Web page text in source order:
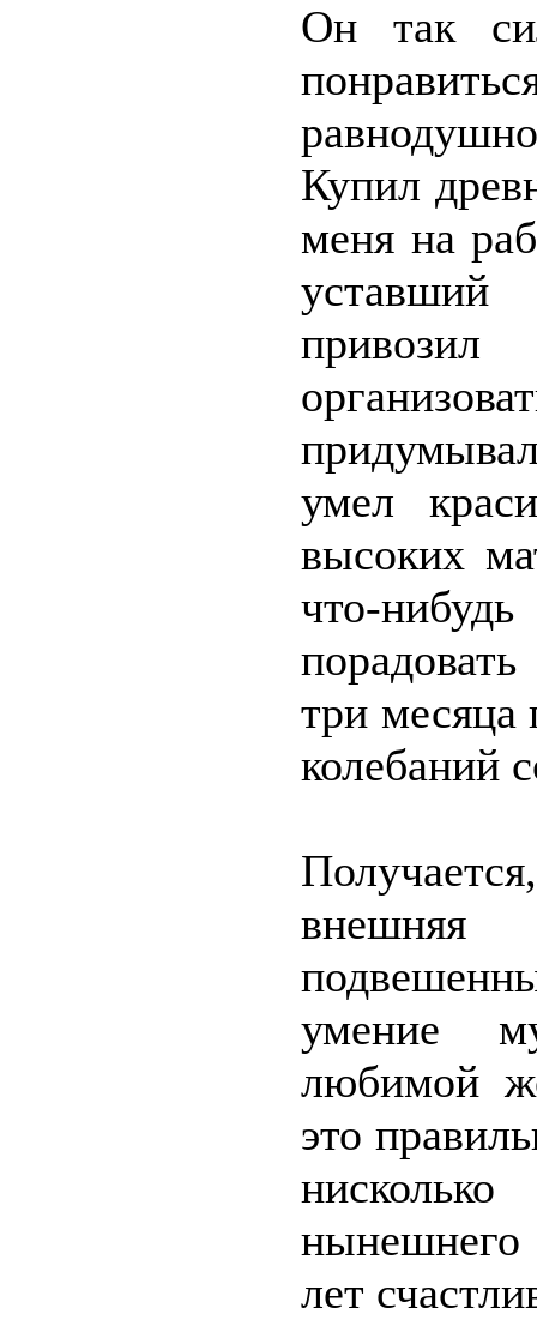
Он так
Купил
меня на
умел
высоких
что-
три месяца
колебаний
внешняя
умение
любимой
это
нынешнего
лет